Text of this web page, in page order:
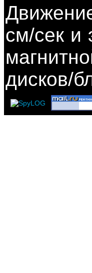
см/сек и
дисков/